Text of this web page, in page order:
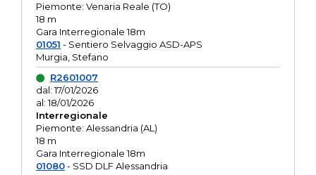
Piemonte: Venaria Reale (TO)
18 m
Gara Interregionale 18m
01051 - Sentiero Selvaggio ASD-APS
Murgia, Stefano
R2601007
dal: 17/01/2026
al: 18/01/2026
Interregionale
Piemonte: Alessandria (AL)
18 m
Gara Interregionale 18m
01080- SSD DLF Alessandria